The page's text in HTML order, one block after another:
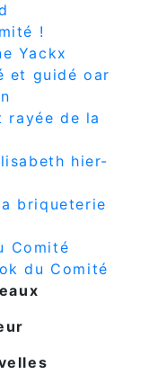
!
Yackx
et guidé oar
rayée de la
hier-
briqueterie
Comité
du Comité